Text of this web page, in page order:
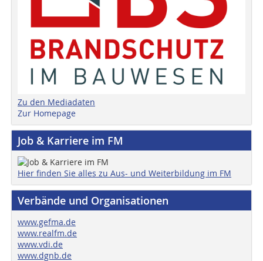
Zu den Mediadaten
Zur Homepage
Job & Karriere im FM
Hier finden Sie alles zu Aus- und Weiterbildung im FM
Verbände und Organisationen
www.gefma.de
www.realfm.de
www.vdi.de
www.dgnb.de